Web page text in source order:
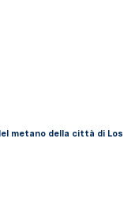
metano della città di Los